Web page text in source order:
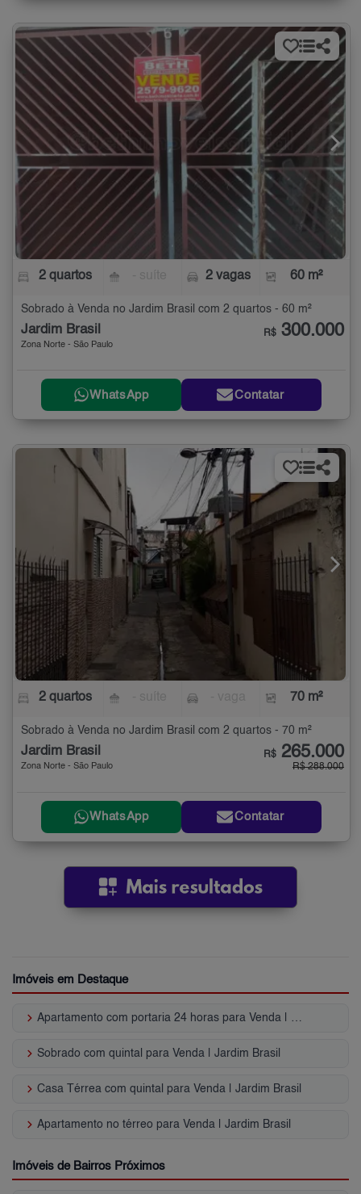
2 quartos 2 vagas 60 m²
Sobrado à Venda no Jardim Brasil com 2 quartos - 60 m²
Jardim Brasil
Zona Norte - São Paulo
R$ 300.000
WhatsApp Contatar
2 quartos 70 m²
Sobrado à Venda no Jardim Brasil com 2 quartos - 70 m²
Jardim Brasil
Zona Norte - São Paulo
R$ 265.000
R$ 288.000
WhatsApp Contatar
Imóveis em Destaque
keyboard_arrow_right
keyboard_arrow_right Sobrado com quintal para Venda | Jardim Brasil
keyboard_arrow_right Casa Térrea com quintal para Venda | Jardim Brasil
keyboard_arrow_right Apartamento no térreo para Venda | Jardim Brasil
Imóveis de Bairros Próximos